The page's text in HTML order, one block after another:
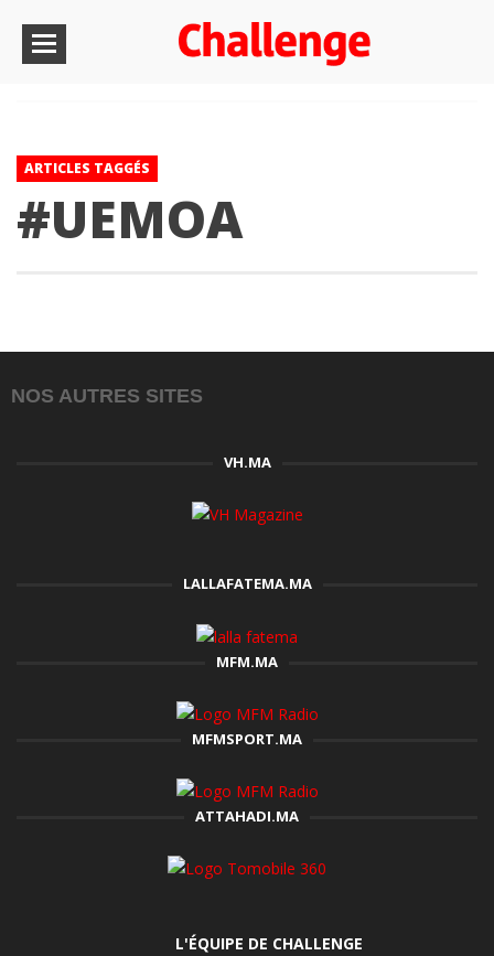
ARTICLES TAGGÉS
#UEMOA
NOS AUTRES SITES
VH.MA
LALLAFATEMA.MA
MFM.MA
MFMSPORT.MA
ATTAHADI.MA
L'ÉQUIPE DE CHALLENGE